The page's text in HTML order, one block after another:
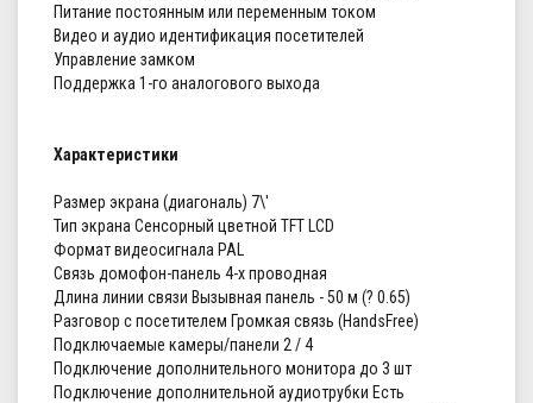
Питание постоянным или переменным током
Видео и аудио идентификация посетителей
Управление замком
Поддержка 1-го аналогового выхода
Характеристики
Размер экрана (диагональ) 7\'
Тип экрана Сенсорный цветной TFT LCD
Формат видеосигнала PAL
Связь домофон-панель 4-х проводная
Длина линии связи Вызывная панель - 50 м (? 0.65)
Разговор с посетителем Громкая связь (HandsFree)
Подключаемые камеры/панели 2 / 4
Подключение дополнительного монитора до 3 шт
Подключение дополнительной аудиотрубки Есть